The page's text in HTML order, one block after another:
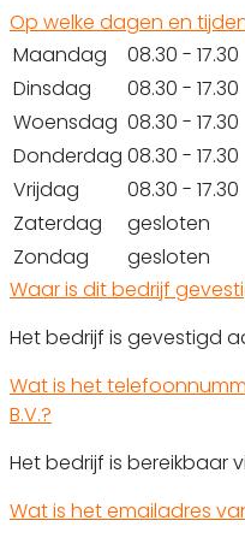
Op welke dagen en
Maandag
08.30 - 17.30
Dinsdag
08.30 - 17.30
Woensdag 08.30 - 17.30
Donderdag 08.30 - 17.30
Vrijdag
08.30 - 17.30
Zaterdag
gesloten
Zondag
gesloten
Waar is dit bedrijf
Het bedrijf is gevestigd
Wat is het
B.V.?
Het bedrijf is bereikbaar
Wat is het emailadres